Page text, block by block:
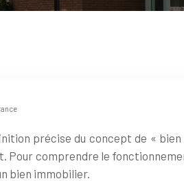
précise du concept de «
Pour comprendre le
bien immobilier.